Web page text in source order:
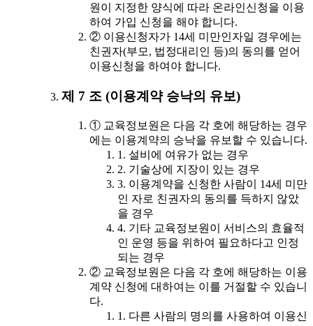
원이 지정한 양식에 따라 온라인신청을 이용
하여 가입 신청을 해야 합니다.
② 이용신청자가 14세 미만인자일 경우에는
친권자(부모, 법정대리인 등)의 동의를 얻어
이용신청을 하여야 합니다.
제 7 조 (이용계약 승낙의 유보)
① 교육정보원은 다음 각 호에 해당하는 경우
에는 이용계약의 승낙을 유보할 수 있습니다.
1. 설비에 여유가 없는 경우
2. 기술상에 지장이 있는 경우
3. 이용계약을 신청한 사람이 14세 미만
인 자로 친권자의 동의를 득하지 않았
을 경우
4. 기타 교육정보원이 서비스의 효율적
인 운영 등을 위하여 필요하다고 인정
되는 경우
② 교육정보원은 다음 각 호에 해당하는 이용
계약 신청에 대하여는 이를 거절할 수 있습니
다.
1. 다른 사람의 명의를 사용하여 이용신